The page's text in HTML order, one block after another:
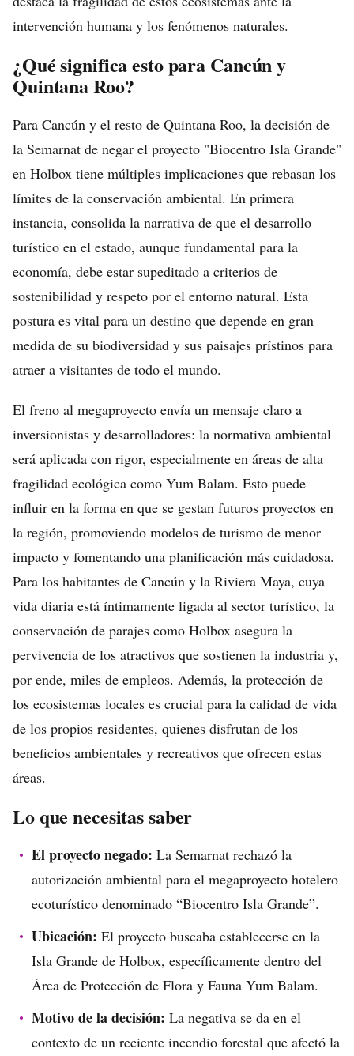
intervención humana y los fenómenos naturales.
¿Qué significa esto para Cancún y
Quintana Roo?
Para Cancún y el resto de Quintana Roo, la decisión de
la Semarnat de negar el proyecto "Biocentro Isla Grande"
en Holbox tiene múltiples implicaciones que rebasan los
límites de la conservación ambiental. En primera
instancia, consolida la narrativa de que el desarrollo
turístico en el estado, aunque fundamental para la
economía, debe estar supeditado a criterios de
sostenibilidad y respeto por el entorno natural. Esta
postura es vital para un destino que depende en gran
medida de su biodiversidad y sus paisajes prístinos para
atraer a visitantes de todo el mundo.
El freno al megaproyecto envía un mensaje claro a
inversionistas y desarrolladores: la normativa ambiental
será aplicada con rigor, especialmente en áreas de alta
fragilidad ecológica como Yum Balam. Esto puede
influir en la forma en que se gestan futuros proyectos en
la región, promoviendo modelos de turismo de menor
impacto y fomentando una planificación más cuidadosa.
Para los habitantes de Cancún y la Riviera Maya, cuya
vida diaria está íntimamente ligada al sector turístico, la
conservación de parajes como Holbox asegura la
pervivencia de los atractivos que sostienen la industria y,
por ende, miles de empleos. Además, la protección de
los ecosistemas locales es crucial para la calidad de vida
de los propios residentes, quienes disfrutan de los
beneficios ambientales y recreativos que ofrecen estas
áreas.
Lo que necesitas saber
El proyecto negado: La Semarnat rechazó la
autorización ambiental para el megaproyecto hotelero
ecoturístico denominado “Biocentro Isla Grande”.
Ubicación: El proyecto buscaba establecerse en la
Isla Grande de Holbox, específicamente dentro del
Área de Protección de Flora y Fauna Yum Balam.
Motivo de la decisión: La negativa se da en el
contexto de un reciente incendio forestal que afectó la